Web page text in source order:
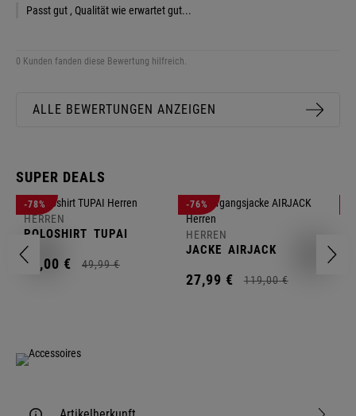
Passt gut , Qualität wie erwartet gut...
0 Kunden fanden diese Bewertung hilfreich.
ALLE BEWERTUNGEN ANZEIGEN
SUPER DEALS
-78%
HERREN
POLOSHIRT TUPAI
11,00 € 49,99 €
-76%
HERREN
JACKE AIRJACK
27,99 € 119,00 €